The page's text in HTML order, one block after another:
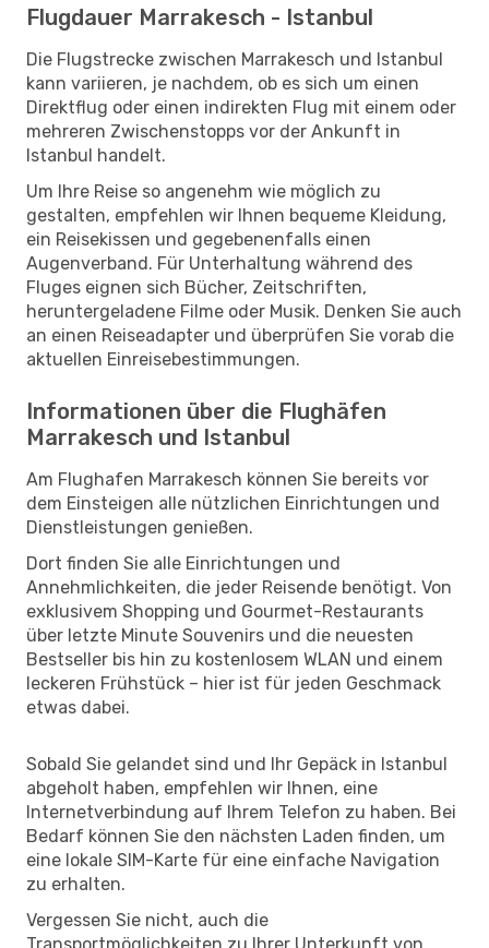
Flugdauer Marrakesch - Istanbul
Die Flugstrecke zwischen Marrakesch und Istanbul
kann variieren, je nachdem, ob es sich um einen
Direktflug oder einen indirekten Flug mit einem oder
mehreren Zwischenstopps vor der Ankunft in
Istanbul handelt.
Um Ihre Reise so angenehm wie möglich zu
gestalten, empfehlen wir Ihnen bequeme Kleidung,
ein Reisekissen und gegebenenfalls einen
Augenverband. Für Unterhaltung während des
Fluges eignen sich Bücher, Zeitschriften,
heruntergeladene Filme oder Musik. Denken Sie auch
an einen Reiseadapter und überprüfen Sie vorab die
aktuellen Einreisebestimmungen.
Informationen über die Flughäfen
Marrakesch und Istanbul
Am Flughafen Marrakesch können Sie bereits vor
dem Einsteigen alle nützlichen Einrichtungen und
Dienstleistungen genießen.
Dort finden Sie alle Einrichtungen und
Annehmlichkeiten, die jeder Reisende benötigt. Von
exklusivem Shopping und Gourmet-Restaurants
über letzte Minute Souvenirs und die neuesten
Bestseller bis hin zu kostenlosem WLAN und einem
leckeren Frühstück – hier ist für jeden Geschmack
etwas dabei.
Sobald Sie gelandet sind und Ihr Gepäck in Istanbul
abgeholt haben, empfehlen wir Ihnen, eine
Internetverbindung auf Ihrem Telefon zu haben. Bei
Bedarf können Sie den nächsten Laden finden, um
eine lokale SIM-Karte für eine einfache Navigation
zu erhalten.
Vergessen Sie nicht, auch die